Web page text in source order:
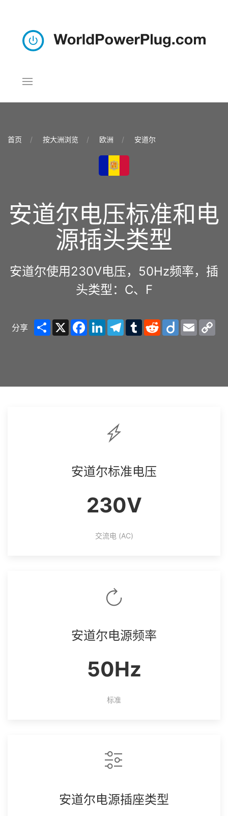
首页 按大洲浏览 欧洲 安道尔
安道尔电压标准和电
源插头类型
安道尔使用230V电压，50Hz频率，插
头类型：C、F
分享 ShareX Facebook
LinkedInTelegram
TumblrRedditDiigo Email
安道尔标准电压
230V
交流电 (AC)
安道尔电源频率
50Hz
标准
安道尔电源插座类型